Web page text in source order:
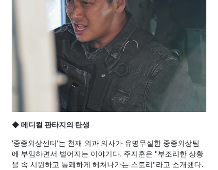
◆ 메디컬 판타지의 탄생
'중증외상센터'는 천재 외과 의사가 유명무실한 중증외상팀
에 부임하면서 벌어지는 이야기다. 주지훈은 "부조리한 상황
을 속 시원하고 통쾌하게 헤쳐나가는 스토리"라고 소개했다.